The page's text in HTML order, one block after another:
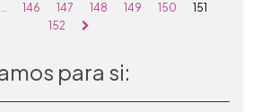
... 146 147 148 149 150
151
152
para si: